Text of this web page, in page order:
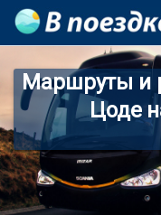
Маршруты и
Цоде